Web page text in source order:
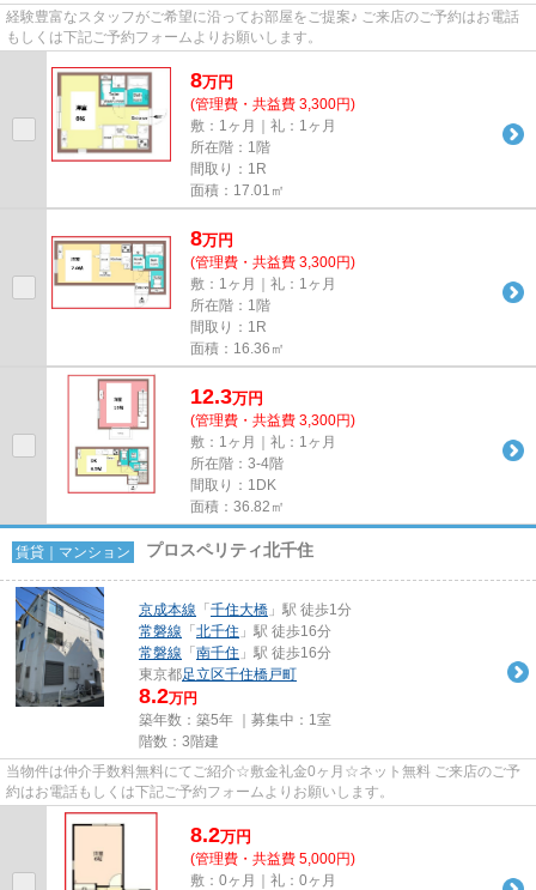
経験豊富なスタッフがご希望に沿ってお部屋をご提案♪ ご来店のご予約はお電話
もしくは下記ご予約フォームよりお願いします。
8万円
(管理費・共益費 3,300円)
敷：1ヶ月｜礼：1ヶ月
所在階：1階
間取り：1R
面積：17.01㎡
8万円
(管理費・共益費 3,300円)
敷：1ヶ月｜礼：1ヶ月
所在階：1階
間取り：1R
面積：16.36㎡
12.3万円
(管理費・共益費 3,300円)
敷：1ヶ月｜礼：1ヶ月
所在階：3-4階
間取り：1DK
面積：36.82㎡
賃貸｜マンション プロスペリティ北千住
京成本線 「 千住大橋 」駅 徒歩1分
常磐線 「 北千住 」駅 徒歩16分
常磐線 「 南千住 」駅 徒歩16分
東京都足立区千住橋戸町
8.2万円
築年数：築5年 ｜募集中： 1室
階数：3階建
当物件は仲介手数料無料にてご紹介☆敷金礼金0ヶ月☆ネット無料 ご来店のご予
約はお電話もしくは下記ご予約フォームよりお願いします。
8.2万円
(管理費・共益費 5,000円)
敷：0ヶ月｜礼：0ヶ月